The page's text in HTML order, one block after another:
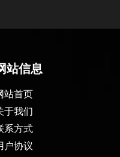
站信息
站首页
于我们
系方式
户协议